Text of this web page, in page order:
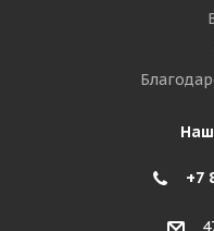
+7